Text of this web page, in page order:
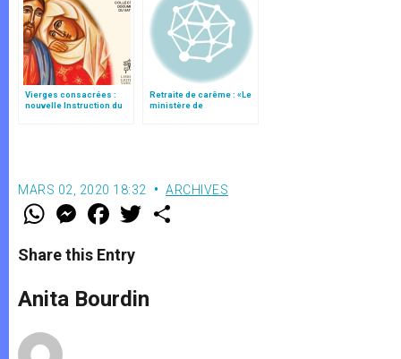
Vierges consacrées :
nouvelle Instruction du
Retraite de carême : «Le
ministère de
MARS 02, 2020 18:32 ARCHIVES
W
t
s
p
p
M
e
s
e
g
e
F
a
e
b
o
k
w
r
Share this Entry
Anita Bourdin